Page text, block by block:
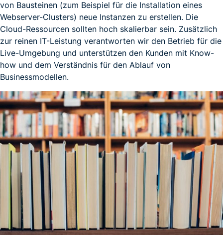
von Bausteinen (zum Beispiel für die Installation eines
Webserver-Clusters) neue Instanzen zu erstellen. Die
Cloud-Ressourcen sollten hoch skalierbar sein. Zusätzlich
zur reinen IT-Leistung verantworten wir den Betrieb für die
Live-Umgebung und unterstützen den Kunden mit Know-
how und dem Verständnis für den Ablauf von
Businessmodellen.